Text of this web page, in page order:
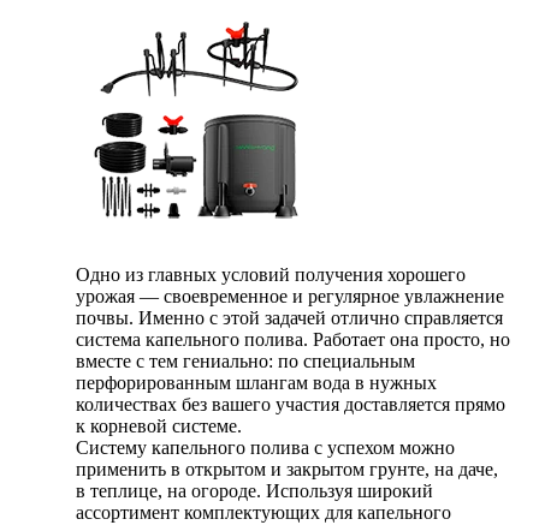
Одно из главных условий получения хорошего
урожая — своевременное и регулярное увлажнение
почвы. Именно с этой задачей отлично справляется
система капельного полива. Работает она просто, но
вместе с тем гениально: по специальным
перфорированным шлангам вода в нужных
количествах без вашего участия доставляется прямо
к корневой системе.
Систему капельного полива с успехом можно
применить в открытом и закрытом грунте, на даче,
в теплице, на огороде. Используя широкий
ассортимент комплектующих для капельного